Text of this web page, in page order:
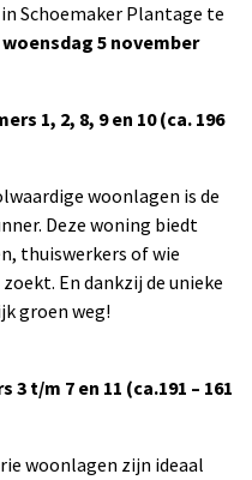
Schoemaker Plantage te
woensdag 5 november
1, 2, 8, 9 en 10 (ca. 196
woonlagen is de
Deze woning biedt
thuiswerkers of wie
En dankzij de unieke
groen weg!
t/m 7 en 11 (ca.191 – 161
woonlagen zijn ideaal